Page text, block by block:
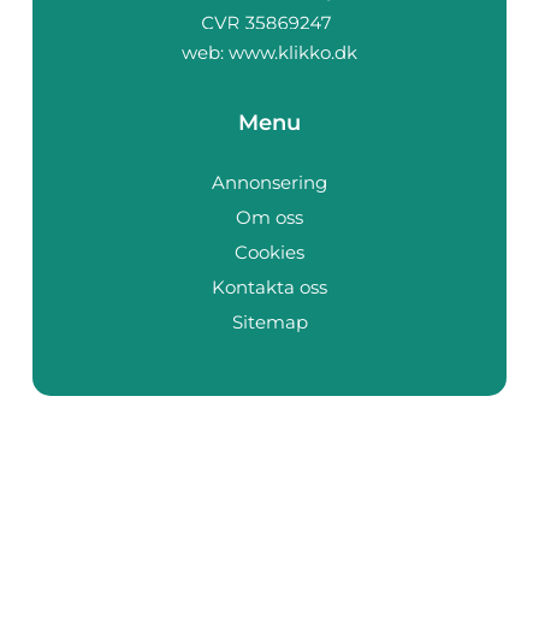
web: www.klikko.dk
Menu
Annonsering
Om oss
Cookies
Kontakta oss
Sitemap